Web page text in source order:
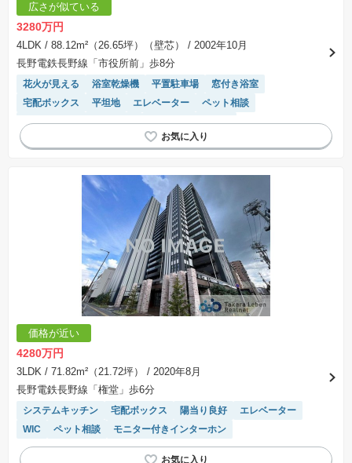
広さが似ている
3280万円
4LDK / 88.12m²（26.65坪）（壁芯）
/ 2002年10月
長野電鉄長野線「市役所前」歩8分
花火が見える 浴室乾燥機 平置駐車場
窓付き浴室
宅配ボックス
平坦地 エレベーター
ペット相談
モニター付きインターホン
駐車場(普通車)あり
価格が近い
4280万円
3LDK / 71.82m²（21.72坪）
/ 2020年8月
長野電鉄長野線「権堂」歩6分
システムキッチン 宅配ボックス 陽当り良好
エレベーター
WIC
ペット相談 モニター付きインターホン